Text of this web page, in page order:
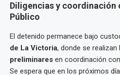
Diligencias y coordinación
Público
El detenido permanece bajo
de La Victoria, donde se realizan
preliminares en coordinación con
Se espera que en los próximos